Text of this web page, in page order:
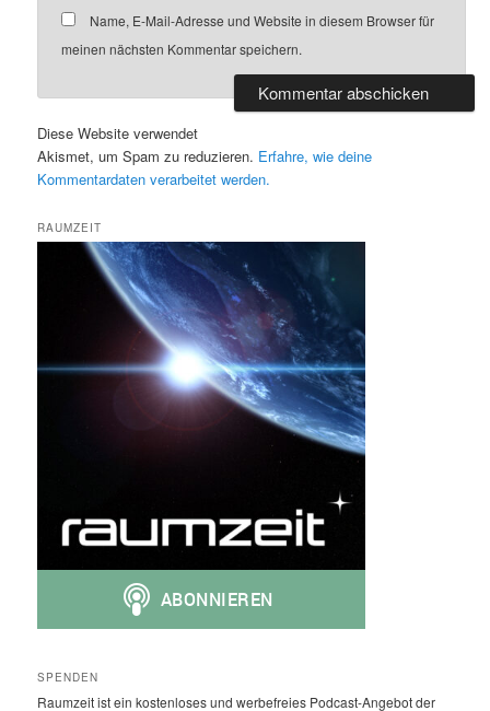
Name, E-Mail-Adresse und Website in diesem Browser für
meinen nächsten Kommentar speichern.
Diese Website verwendet
Akismet, um Spam zu reduzieren. Erfahre, wie deine
Kommentardaten verarbeitet werden.
RAUMZEIT
SPENDEN
Raumzeit ist ein kostenloses und werbefreies Podcast-Angebot der